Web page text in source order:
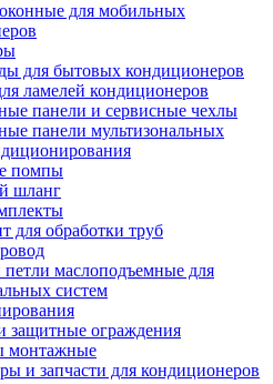
для мобильных
для бытовых кондиционеров
ламелей кондиционеров
панели и сервисные чехлы
панели мультизональных
помпы
шланг
для обработки труб
маслоподъемные для
систем
защитные ограждения
монтажные
и запчасти для кондиционеров